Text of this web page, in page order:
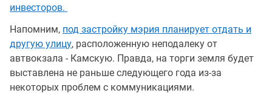
инвесторов.
Напомним, под застройку мэрия планирует отдать и
другую улицу, расположенную неподалеку от
автвокзала - Камскую. Правда, на торги земля будет
выставлена не раньше следующего года из-за
некоторых проблем с коммуникациями.